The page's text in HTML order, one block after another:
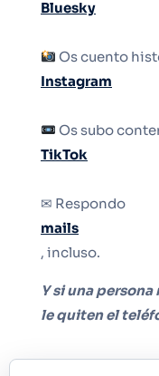
Bluesky
Os cuento
Instagram
Os subo
TikTok
✉ Respondo
mails
, incluso.
Y si una
le quiten el